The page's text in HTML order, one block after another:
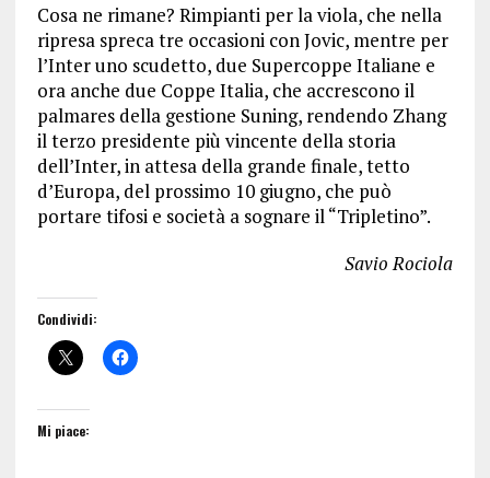
Cosa ne rimane? Rimpianti per la viola, che nella
ripresa spreca tre occasioni con Jovic, mentre per
l’Inter uno scudetto, due Supercoppe Italiane e
ora anche due Coppe Italia, che accrescono il
palmares della gestione Suning, rendendo Zhang
il terzo presidente più vincente della storia
dell’Inter, in attesa della grande finale, tetto
d’Europa, del prossimo 10 giugno, che può
portare tifosi e società a sognare il “Tripletino”.
Savio Rociola
Condividi:
Mi piace: